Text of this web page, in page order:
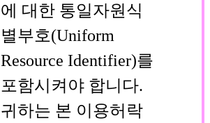
에 대한 통일자원식
별부호(Uniform
Resource Identifier)를
포함시켜야 합니다.
귀하는 본 이용허락